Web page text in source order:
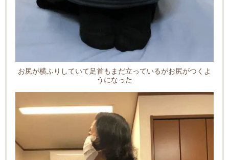
お尻が横ふりしていて足首もまだ立っているがお尻がつくよ
うになった